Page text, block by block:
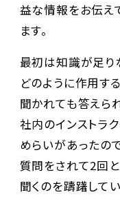
益な情報をお伝え
ます。
最初は知識が足り
どのように作用す
聞かれても答えら
社内のインストラ
めらいがあったの
質問をされて2回
聞くのを躊躇して